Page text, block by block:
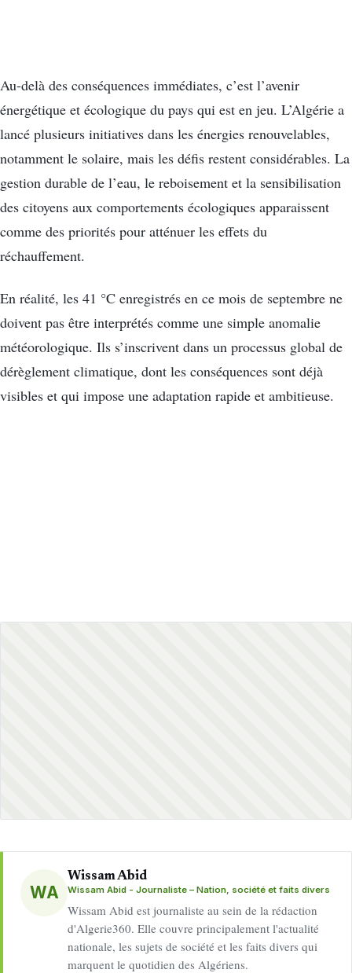
Au-delà des conséquences immédiates, c’est l’avenir
énergétique et écologique du pays qui est en jeu. L’Algérie a
lancé plusieurs initiatives dans les énergies renouvelables,
notamment le solaire, mais les défis restent considérables. La
gestion durable de l’eau, le reboisement et la sensibilisation
des citoyens aux comportements écologiques apparaissent
comme des priorités pour atténuer les effets du
réchauffement.
En réalité, les 41 °C enregistrés en ce mois de septembre ne
doivent pas être interprétés comme une simple anomalie
météorologique. Ils s’inscrivent dans un processus global de
dérèglement climatique, dont les conséquences sont déjà
visibles et qui impose une adaptation rapide et ambitieuse.
WA
Wissam Abid
Wissam Abid - Journaliste – Nation, société et faits divers
Wissam Abid est journaliste au sein de la rédaction
d'Algerie360. Elle couvre principalement l'actualité
nationale, les sujets de société et les faits divers qui
marquent le quotidien des Algériens.